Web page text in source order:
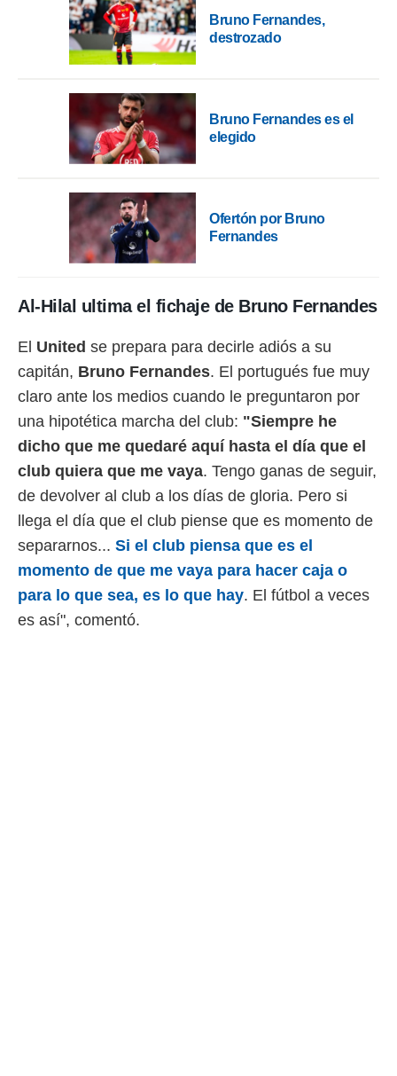
Bruno Fernandes,
destrozado
Bruno Fernandes es el
elegido
Ofertón por Bruno
Fernandes
Al-Hilal ultima el fichaje de Bruno Fernandes
El United se prepara para decirle adiós a su
capitán, Bruno Fernandes. El portugués fue muy
claro ante los medios cuando le preguntaron por
una hipotética marcha del club: "Siempre he
dicho que me quedaré aquí hasta el día que el
club quiera que me vaya. Tengo ganas de seguir,
de devolver al club a los días de gloria. Pero si
llega el día que el club piense que es momento de
separarnos... Si el club piensa que es el
momento de que me vaya para hacer caja o
para lo que sea, es lo que hay. El fútbol a veces
es así", comentó.